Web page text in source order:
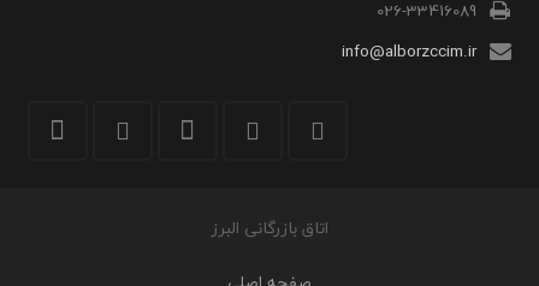
026-33416089
info@alborzccim.ir
اتاق بازرگانی البرز